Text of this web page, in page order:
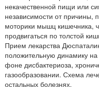
некачественной пищи или
независимости от причины,
моторики мышц кишечника,
продвигаться по толстой
Прием лекарства
положительную динамику
фоне дисбактериоза,
газообразовании. Схема
остальных болезнях.